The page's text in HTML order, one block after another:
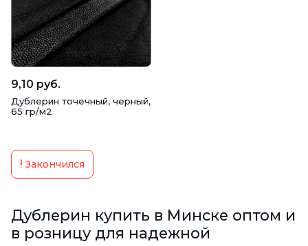
9,10 руб.
Дублерин точечный, черный,
65 гр/м2
Закончился
Дублерин купить в Минске оптом и
в розницу для надежной